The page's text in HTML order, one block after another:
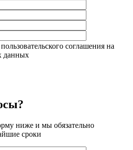
соглашения на
данных
ниже и мы обязательно
сроки